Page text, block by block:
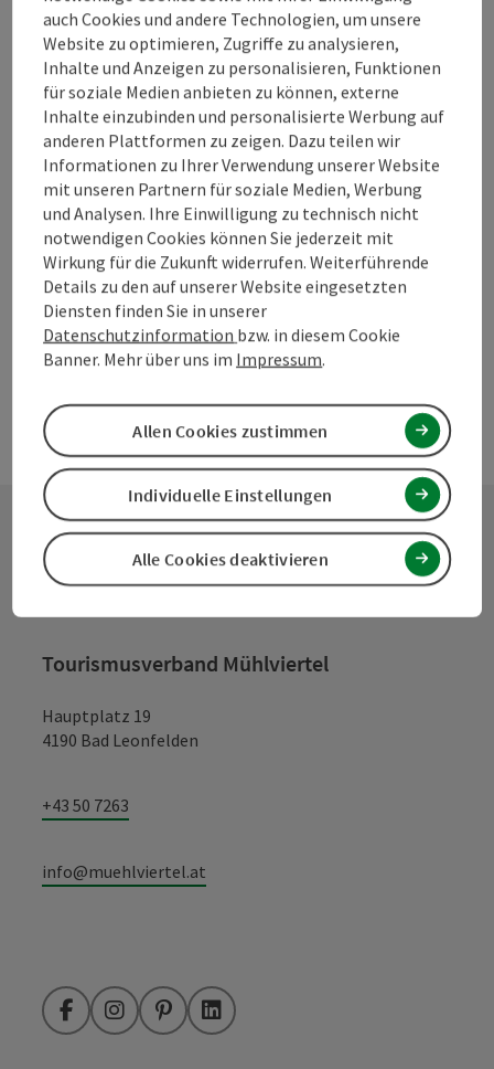
Beitrag merken
zum Merkzettel
PDF erstellen
Beitrag drucken
In der Nähe
powered byTOURDATA Änderung vorschlagen
Kontakt
Tourismusverband Mühlviertel
Hauptplatz 19
4190 Bad Leonfelden
+43 50 7263
info@muehlviertel.at
FacebookInstagramPinterestLinkedIn
auch Cookies und andere Technologien, um unsere
Website zu optimieren, Zugriffe zu analysieren,
Inhalte und Anzeigen zu personalisieren, Funktionen
für soziale Medien anbieten zu können, externe
Inhalte einzubinden und personalisierte Werbung auf
anderen Plattformen zu zeigen. Dazu teilen wir
Informationen zu Ihrer Verwendung unserer Website
mit unseren Partnern für soziale Medien, Werbung
und Analysen. Ihre Einwilligung zu technisch nicht
notwendigen Cookies können Sie jederzeit mit
Wirkung für die Zukunft widerrufen. Weiterführende
Details zu den auf unserer Website eingesetzten
Diensten finden Sie in unserer
Datenschutzinformation bzw. in diesem Cookie
Banner. Mehr über uns im Impressum.
Alle Cookies deaktivieren
Individuelle Einstellungen
Allen Cookies zustimmen